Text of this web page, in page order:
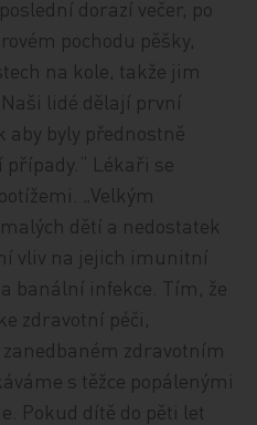
dorazí večer, po
pochodu pěšky,
na kole, takže jim
lidé dělají první
aby byly přednostně
případy.“ Lékaři se
„Velkým
dětí a nedostatek
vliv na jejich imunitní
banální infekce. Tím, že
zdravotní péči,
zdravotním
s těžce popálenými
Pokud dítě do pěti let